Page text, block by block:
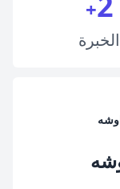
+
الخبرة